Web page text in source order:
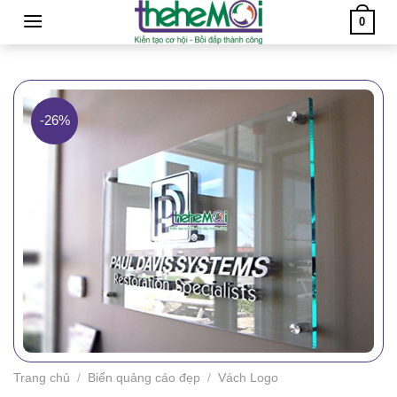
0
-26%
Trang chủ / Biển quảng cáo đẹp / Vách Logo